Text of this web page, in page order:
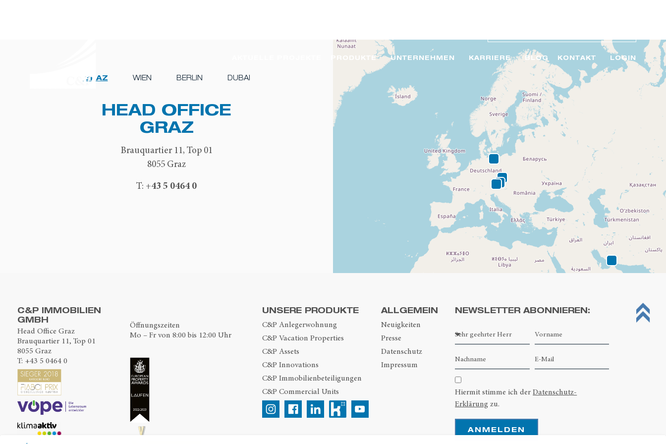
PRODUKTE UNTERNEHMEN KARRIERE BLOG KONTAKT LOGIN
GRAZ WIEN BERLIN DUBAI
HEAD OFFICE
GRAZ
Brauquartier 11, Top 01
8055 Graz
T: +43 5 0464 0
C&P IMMOBILIEN
GMBH
Head Office Graz
Brauquartier 11, Top 01
8055 Graz
T: +43 5 0464 0
Öffnungszeiten
Mo – Fr von 8:00 bis 12:00 Uhr
UNSERE PRODUKTE
C&P Anlegerwohnung
C&P Vacation Properties
C&P Assets
C&P Innovations
C&P Immobilienbeteiligungen
C&P Commercial Units
ALLGEMEIN
Neuigkeiten
Presse
Datenschutz
Impressum
NEWSLETTER ABONNIEREN:
Hiermit stimme ich derDatenschutz-
Erklärung zu.
ANMELDEN